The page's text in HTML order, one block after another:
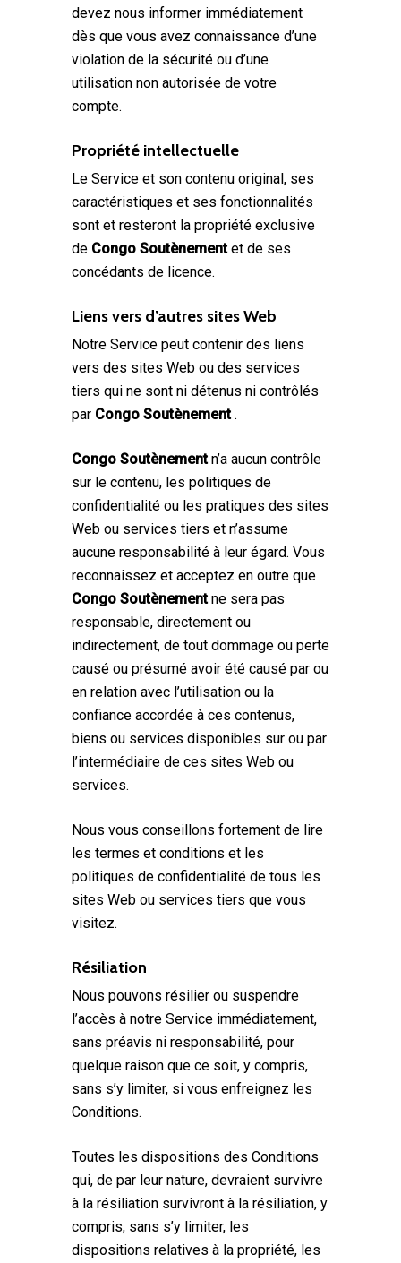
devez nous informer immédiatement
dès que vous avez connaissance d’une
violation de la sécurité ou d’une
utilisation non autorisée de votre
compte.
Propriété intellectuelle
Le Service et son contenu original, ses
caractéristiques et ses fonctionnalités
sont et resteront la propriété exclusive
de Congo Soutènementet de ses
concédants de licence.
Liens vers d’autres sites Web
Notre Service peut contenir des liens
vers des sites Web ou des services
tiers qui ne sont ni détenus ni contrôlés
par Congo Soutènement.
Congo Soutènementn’a aucun contrôle
sur le contenu, les politiques de
confidentialité ou les pratiques des sites
Web ou services tiers et n’assume
aucune responsabilité à leur égard. Vous
reconnaissez et acceptez en outre que
Congo Soutènementne sera pas
responsable, directement ou
indirectement, de tout dommage ou perte
causé ou présumé avoir été causé par ou
en relation avec l’utilisation ou la
confiance accordée à ces contenus,
biens ou services disponibles sur ou par
l’intermédiaire de ces sites Web ou
services.
Nous vous conseillons fortement de lire
les termes et conditions et les
politiques de confidentialité de tous les
sites Web ou services tiers que vous
visitez.
Résiliation
Nous pouvons résilier ou suspendre
l’accès à notre Service immédiatement,
sans préavis ni responsabilité, pour
quelque raison que ce soit, y compris,
sans s’y limiter, si vous enfreignez les
Conditions.
Toutes les dispositions des Conditions
qui, de par leur nature, devraient survivre
à la résiliation survivront à la résiliation, y
compris, sans s’y limiter, les
dispositions relatives à la propriété, les